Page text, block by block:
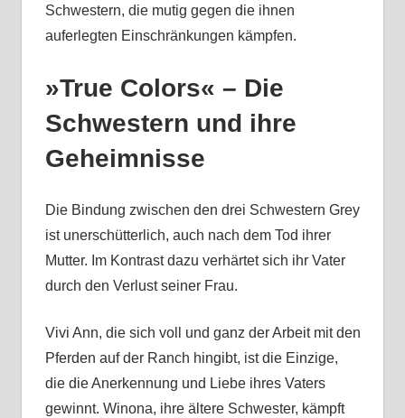
Schwestern, die mutig gegen die ihnen
auferlegten Einschränkungen kämpfen.
»True Colors« – Die
Schwestern und ihre
Geheimnisse
Die Bindung zwischen den drei Schwestern Grey
ist unerschütterlich, auch nach dem Tod ihrer
Mutter. Im Kontrast dazu verhärtet sich ihr Vater
durch den Verlust seiner Frau.
Vivi Ann, die sich voll und ganz der Arbeit mit den
Pferden auf der Ranch hingibt, ist die Einzige,
die die Anerkennung und Liebe ihres Vaters
gewinnt. Winona, ihre ältere Schwester, kämpft